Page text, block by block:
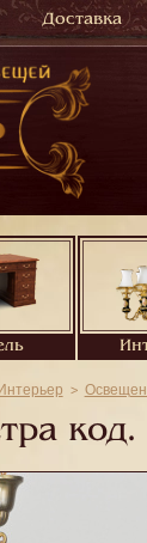
Доставка
Интерьер
код.